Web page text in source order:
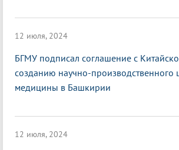
12 июля, 2024
БГМУ подписал соглашение с
созданию научно-производственного
медицины в Башкирии
12 июля, 2024